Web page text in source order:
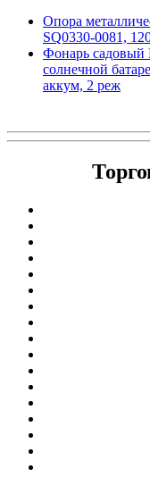
Опора
SQ0330-0081,
Фонарь садовый
солнечной
аккум, 2 реж